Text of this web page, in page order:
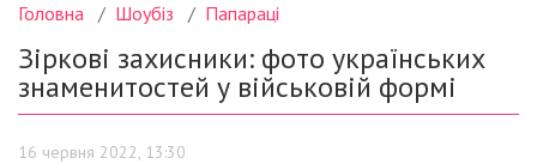
Головна Шоубіз Папараці
Зіркові захисники: фото українських
знаменитостей у військовій формі
16 червня 2022, 13:30